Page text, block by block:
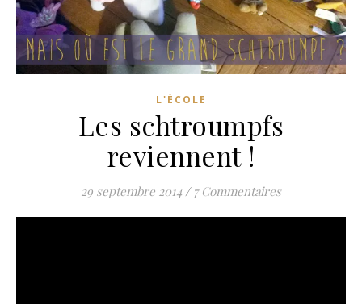
L'ÉCOLE
Les schtroumpfs
reviennent !
29 septembre 2014 / 7 Commentaires